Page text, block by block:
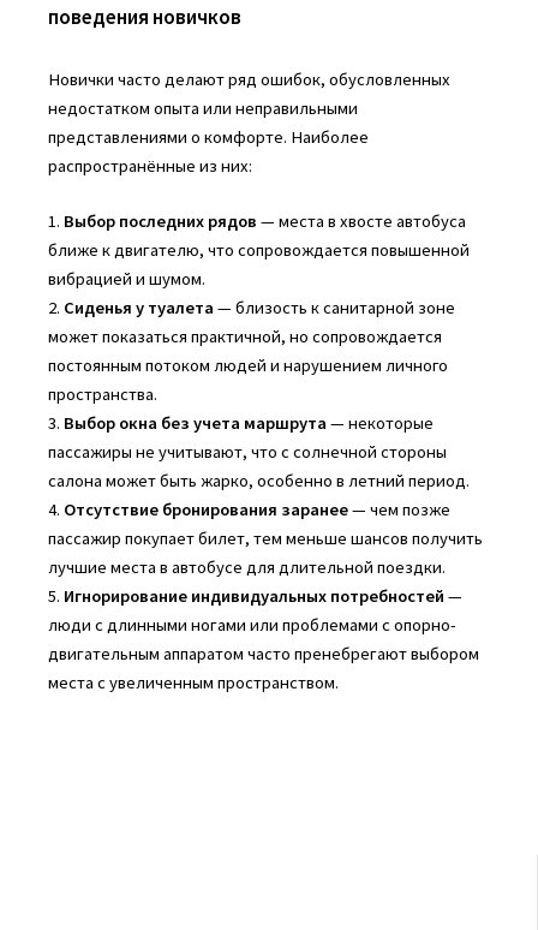
поведения новичков
Новички часто делают ряд ошибок, обусловленных
недостатком опыта или неправильными
представлениями о комфорте. Наиболее
распространённые из них:
1. Выбор последних рядов — места в хвосте автобуса
ближе к двигателю, что сопровождается повышенной
вибрацией и шумом.
2. Сиденья у туалета — близость к санитарной зоне
может показаться практичной, но сопровождается
постоянным потоком людей и нарушением личного
пространства.
3. Выбор окна без учета маршрута — некоторые
пассажиры не учитывают, что с солнечной стороны
салона может быть жарко, особенно в летний период.
4. Отсутствие бронирования заранее— чем позже
пассажир покупает билет, тем меньше шансов получить
лучшие места в автобусе для длительной поездки.
5. Игнорирование индивидуальных потребностей —
люди с длинными ногами или проблемами с опорно-
двигательным аппаратом часто пренебрегают выбором
места с увеличенным пространством.